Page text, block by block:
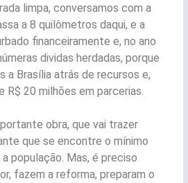
limpa, conversamos com a
a 8 quilômetros daqui, e a
financeiramente e, no ano
dividas herdadas, porque
a Brasília atrás de recursos e,
20 milhões em parcerias.
obra, que vai trazer
que se encontre o mínimo
população. Mas, é preciso
fazem a reforma, preparam o